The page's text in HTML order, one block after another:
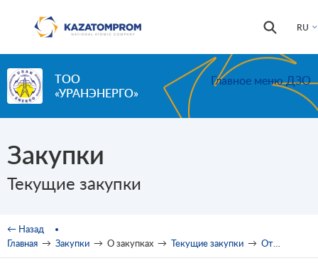
RU
Форма
Поиск
ТОО
«УРАНЭНЕРГО»
Главное меню ДЗО
Закупки
Текущие закупки
Вы здесь
← Назад
Главная → Закупки → О закупках → Текущие закупки → Открытый тендер